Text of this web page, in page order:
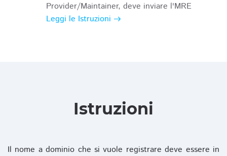
Provider/Maintainer, deve inviare l'MRE
Leggi le Istruzioni
Istruzioni
Il nome a dominio che si vuole registrare deve essere in